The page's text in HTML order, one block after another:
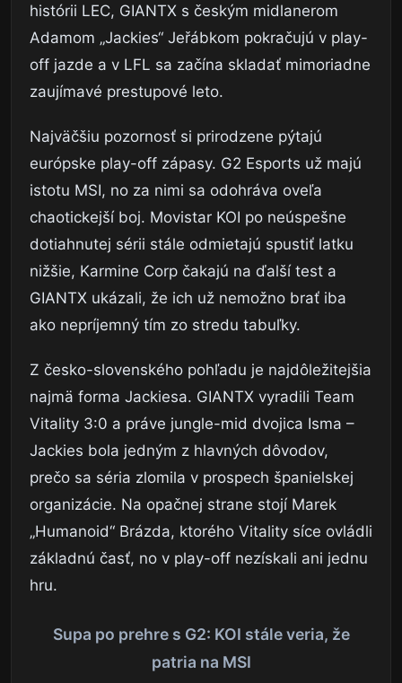
histórii LEC, GIANTX s českým midlanerom
Adamom „Jackies“ Jeřábkom pokračujú v play-
off jazde a v LFL sa začína skladať mimoriadne
zaujímavé prestupové leto.
Najväčšiu pozornosť si prirodzene pýtajú
európske play-off zápasy. G2 Esports už majú
istotu MSI, no za nimi sa odohráva oveľa
chaotickejší boj. Movistar KOI po neúspešne
dotiahnutej sérii stále odmietajú spustiť latku
nižšie, Karmine Corp čakajú na ďalší test a
GIANTX ukázali, že ich už nemožno brať iba
ako nepríjemný tím zo stredu tabuľky.
Z česko-slovenského pohľadu je najdôležitejšia
najmä forma Jackiesa. GIANTX vyradili Team
Vitality 3:0 a práve jungle-mid dvojica Isma –
Jackies bola jedným z hlavných dôvodov,
prečo sa séria zlomila v prospech španielskej
organizácie. Na opačnej strane stojí Marek
„Humanoid“ Brázda, ktorého Vitality síce ovládli
základnú časť, no v play-off nezískali ani jednu
hru.
Supa po prehre s G2: KOI stále veria, že
patria na MSI